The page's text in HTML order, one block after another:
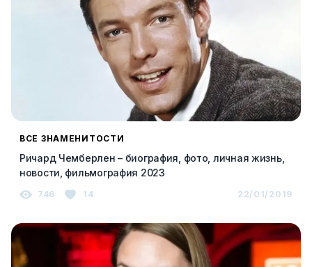
ВСЕ ЗНАМЕНИТОСТИ
Ричард Чемберлен – биография, фото, личная жизнь,
новости, фильмография 2023
746 14 22/01/2019